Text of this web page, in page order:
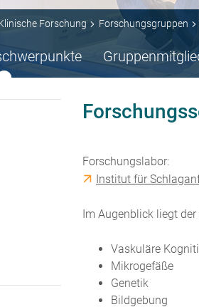
Forschung Forschungsgruppen
Forschungslabor:
Institut für
Im Augenblick liegt
Vaskuläre
Mikrogefäße
Genetik
Bildgebung